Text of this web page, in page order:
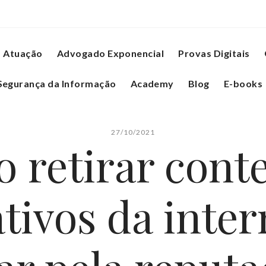
Atuação Advogado Exponencial Provas Digitais
da Informação Academy Blog E-books
27/10/2021
retirar
da